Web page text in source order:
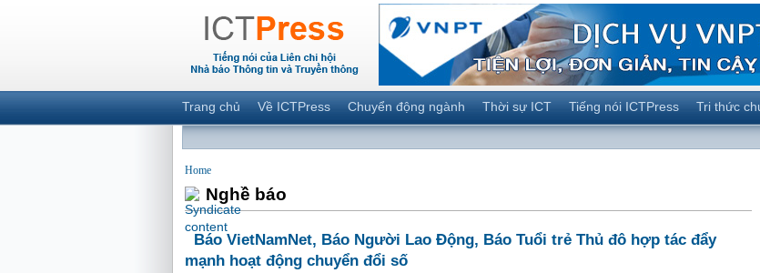
Trang chủ Về ICTPress Chuyển động ngành Thời sự ICT Tiếng nói ICTPress Tri thức
Home
Nghề báo
Báo VietNamNet, Báo Người Lao Động, Báo Tuổi trẻ Thủ đô hợp tác đẩy
mạnh hoạt động chuyển đổi số